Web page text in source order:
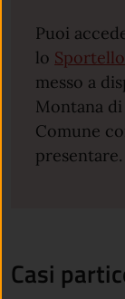
Puoi
lo
messo a
Montana
Comune
presentare.
Casi